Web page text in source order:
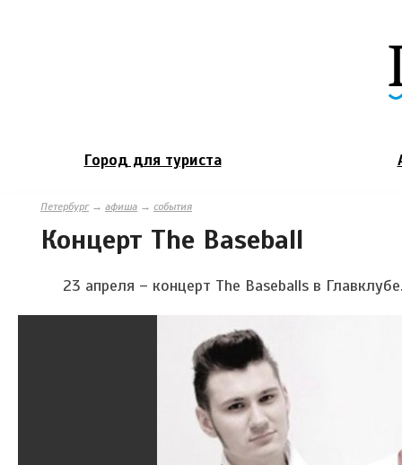
Город для туриста
Петербург→ афиша → события
Концерт The Baseball
23 апреля – концерт The Baseballs в